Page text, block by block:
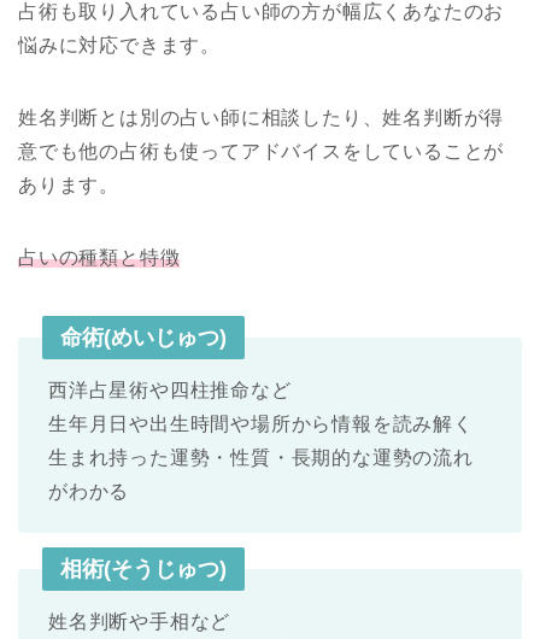
占術も取り入れている占い師の方が幅広くあなたのお
悩みに対応できます。
姓名判断とは別の占い師に相談したり、姓名判断が得
意でも他の占術も使ってアドバイスをしていることが
あります。
占いの種類と特徴
命術(めいじゅつ)
西洋占星術や四柱推命など
生年月日や出生時間や場所から情報を読み解く
生まれ持った運勢・性質・長期的な運勢の流れ
がわかる
相術(そうじゅつ)
姓名判断や手相など